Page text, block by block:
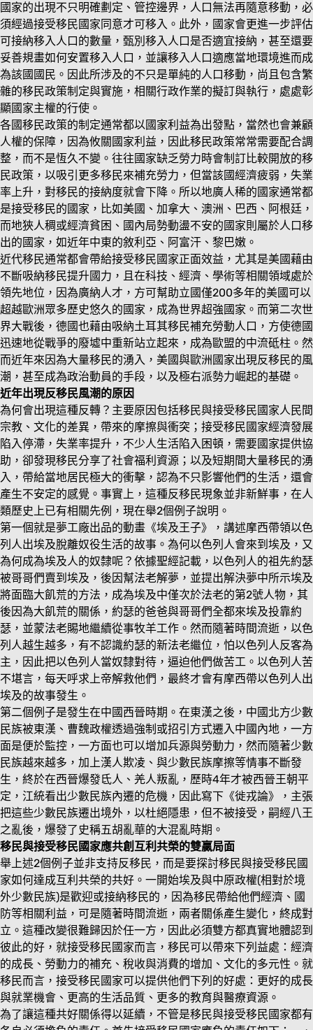
國家的出現不只明確劃定、管控邊界，人口無法再隨意移動，必
須經過接受移民國家同意才可移入。此外，國家會更進一步評估
可接納移入人口的數量，甄別移入人口是否適宜接納，甚至還要
妥善規畫如何安置移入人口，並讓移入人口適應當地環境進而成
為該國國民。因此所涉及的不只是單純的人口移動，尚且包含繁
雜的移民政策制定與實施，相關行政作業的擬訂與執行，處處彰
顯國家主權的行使。
各國移民政策的制定通常都以國家利益為出發點，當然也會兼顧
人權的保障，因為攸關國家利益，因此移民政策常常需要配合調
整，而不是恆久不變。往往國家缺乏勞力時會制訂比較開放的移
民政策，以吸引更多移民來補充勞力，但當該國經濟疲弱，失業
率上升，對移民的接納度就會下降。所以地廣人稀的國家通常都
是接受移民的國家，比如美國、加拿大、澳洲、巴西、阿根廷，
而地狹人稠或經濟貧困、國內局勢動盪不安的國家則屬於人口移
出的國家，如近年中東的敘利亞、阿富汗、黎巴嫩。
近代移民通常都會帶給接受移民國家正面效益，尤其是美國藉由
不斷吸納移民提升國力，且在科技、經濟、學術等相關領域處於
領先地位，因為廣納人才，方可幫助立國僅200多年的美國可以
超越歐洲眾多歷史悠久的國家，成為世界超強國家。而第二次世
界大戰後，德國也藉由吸納土耳其移民補充勞動人口，方使德國
迅速地從戰爭的廢墟中重新站立起來，成為歐盟的中流砥柱。然
而近年來因為大量移民的湧入，美國與歐洲國家出現反移民的風
潮，甚至成為政治動員的手段，以及極右派勢力崛起的基礎。
近年出現反移民風潮的原因
為何會出現這種反轉？主要原因包括移民與接受移民國家人民間
宗教、文化的差異，帶來的摩擦與衝突；接受移民國家經濟發展
陷入停滯，失業率提升，不少人生活陷入困頓，需要國家提供協
助，卻發現移民分享了社會福利資源；以及短期間大量移民的湧
入，帶給當地居民極大的衝擊，認為不只影響他們的生活，還會
產生不安定的感覺。事實上，這種反移民現象並非新鮮事，在人
類歷史上已有相關先例，現在舉2個例子說明。
第一個就是夢工廠出品的動畫《埃及王子》，講述摩西帶領以色
列人出埃及脫離奴役生活的故事。為何以色列人會來到埃及，又
為何成為埃及人的奴隸呢？依據聖經記載，以色列人的祖先約瑟
被哥哥們賣到埃及，後因幫法老解夢，並提出解決夢中所示埃及
將面臨大飢荒的方法，成為埃及中僅次於法老的第2號人物，其
後因為大飢荒的關係，約瑟的爸爸與哥哥們全都來埃及投靠約
瑟，並蒙法老賜地繼續從事牧羊工作。然而隨著時間流逝，以色
列人越生越多，有不認識約瑟的新法老繼位，怕以色列人反客為
主，因此把以色列人當奴隸對待，逼迫他們做苦工。以色列人苦
不堪言，每天呼求上帝解救他們，最終才會有摩西帶以色列人出
埃及的故事發生。
第二個例子是發生在中國西晉時期。在東漢之後，中國北方少數
民族被東漢、曹魏政權透過強制或招引方式遷入中國內地，一方
面是便於監控，一方面也可以增加兵源與勞動力，然而隨著少數
民族越來越多，加上漢人欺凌、與少數民族摩擦等情事不斷發
生，終於在西晉爆發氐人、羌人叛亂，歷時4年才被西晉王朝平
定，江統看出少數民族內遷的危機，因此寫下《徙戎論》，主張
把這些少數民族遷出境外，以杜絕隱患，但不被接受，嗣經八王
之亂後，爆發了史稱五胡亂華的大混亂時期。
移民與接受移民國家應共創互利共榮的雙贏局面
舉上述2個例子並非支持反移民，而是要探討移民與接受移民國
家如何達成互利共榮的共好。一開始埃及與中原政權(相對於境
外少數民族)是歡迎或接納移民的，因為移民帶給他們經濟、國
防等相關利益，可是隨著時間流逝，兩者關係產生變化，終成對
立。這種改變很難歸因於任一方，因此必須雙方都真實地體認到
彼此的好，就接受移民國家而言，移民可以帶來下列益處：經濟
的成長、勞動力的補充、稅收與消費的增加、文化的多元性。就
移民而言，接受移民國家可以提供他們下列的好處：更好的成長
與就業機會、更高的生活品質、更多的教育與醫療資源。
為了讓這種共好關係得以延續，不管是移民與接受移民國家都有